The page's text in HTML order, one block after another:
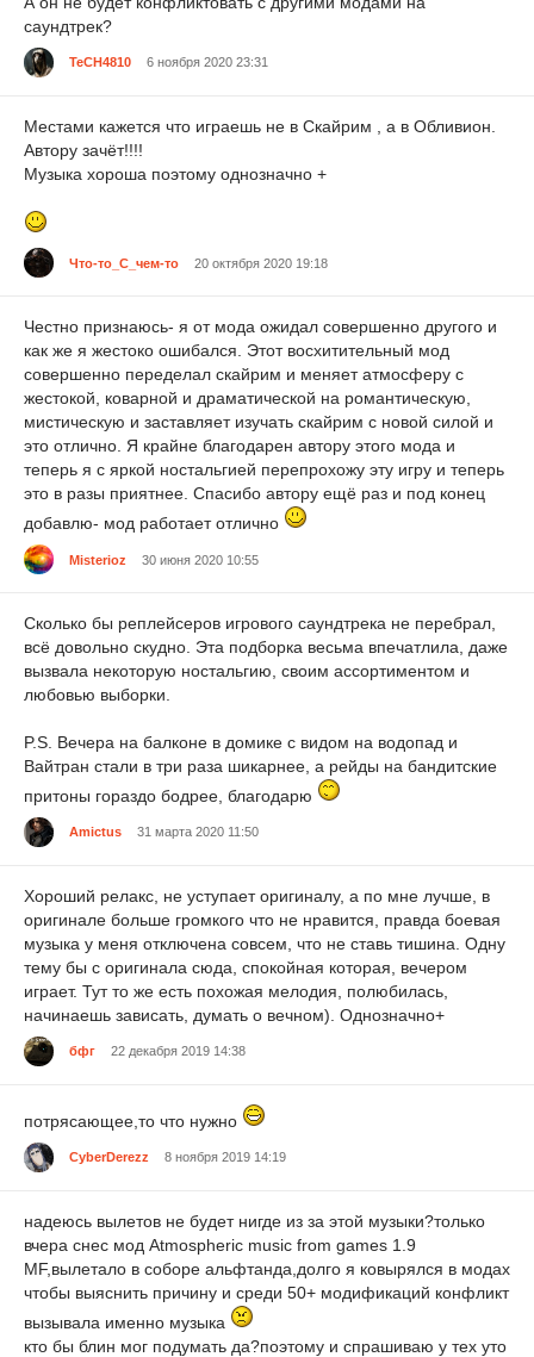
саундтрек?
TeCH4810 6 ноября 2020 23:31
Местами кажется что играешь не в Скайрим , а в Обливион.
Автору зачёт!!!!
Музыка хороша поэтому однозначно +
Что-то_С_чем-то 20 октября 2020 19:18
Честно признаюсь- я от мода ожидал совершенно другого и
как же я жестоко ошибался. Этот восхитительный мод
совершенно переделал скайрим и меняет атмосферу с
жестокой, коварной и драматической на романтическую,
мистическую и заставляет изучать скайрим с новой силой и
это отлично. Я крайне благодарен автору этого мода и
теперь я с яркой ностальгией перепрохожу эту игру и теперь
это в разы приятнее. Спасибо автору ещё раз и под конец
добавлю- мод работает отлично
Misterioz 30 июня 2020 10:55
Сколько бы реплейсеров игрового саундтрека не перебрал,
всё довольно скудно. Эта подборка весьма впечатлила, даже
вызвала некоторую ностальгию, своим ассортиментом и
любовью выборки.
P.S. Вечера на балконе в домике с видом на водопад и
Вайтран стали в три раза шикарнее, а рейды на бандитские
притоны гораздо бодрее, благодарю
Amictus 31 марта 2020 11:50
Хороший релакс, не уступает оригиналу, а по мне лучше, в
оригинале больше громкого что не нравится, правда боевая
музыка у меня отключена совсем, что не ставь тишина. Одну
тему бы с оригинала сюда, спокойная которая, вечером
играет. Тут то же есть похожая мелодия, полюбилась,
начинаешь зависать, думать о вечном). Однозначно+
бфг 22 декабря 2019 14:38
потрясающее,то что нужно
CyberDerezz 8 ноября 2019 14:19
надеюсь вылетов не будет нигде из за этой музыки?только
вчера снес мод Atmospheric music from games 1.9
MF,вылетало в соборе альфтанда,долго я ковырялся в модах
чтобы выяснить причину и среди 50+ модификаций конфликт
вызывала именно музыка
кто бы блин мог подумать да?поэтому и спрашиваю у тех уто